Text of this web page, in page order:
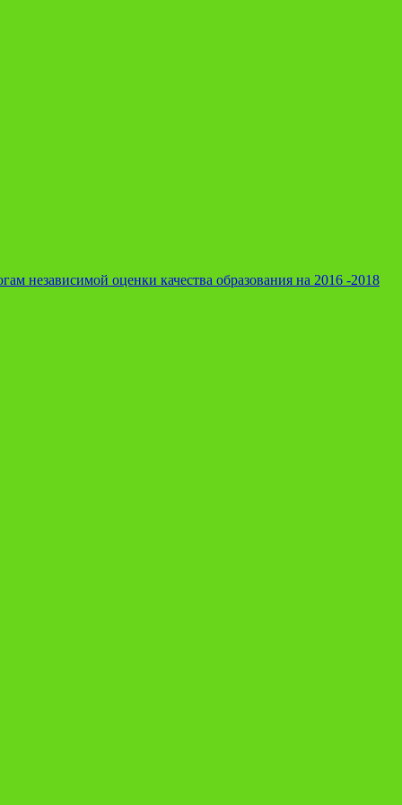
независимой оценки качества образования на 2016 -2018